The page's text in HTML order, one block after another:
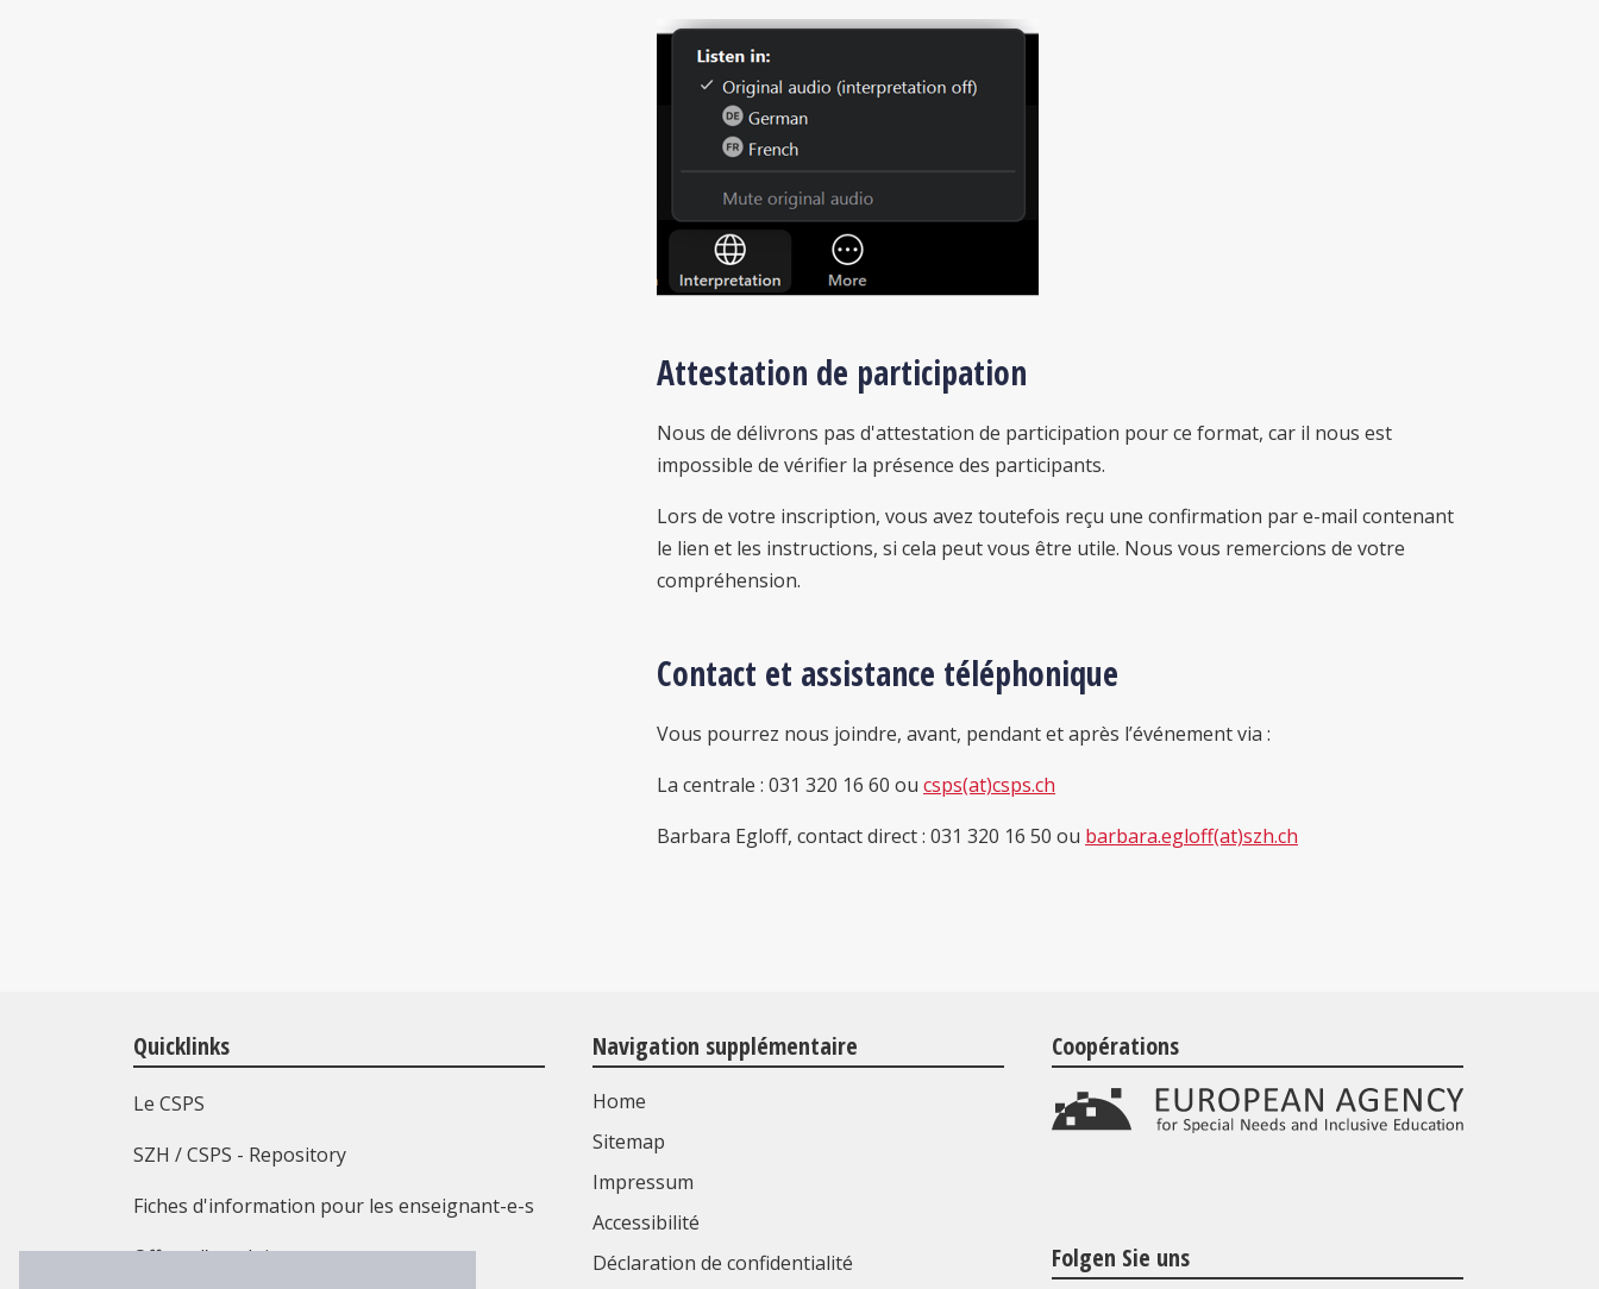
Attestation de participation
Nous de délivrons pas d'attestation de participation pour ce format, car il nous est
impossible de vérifier la présence des participants.
Lors de votre inscription, vous avez toutefois reçu une confirmation par e-mail contenant
le lien et les instructions, si cela peut vous être utile. Nous vous remercions de votre
compréhension.
Contact et assistance téléphonique
Vous pourrez nous joindre, avant, pendant et après l’événement via :
La centrale : 031 320 16 60 ou csps(at)csps.ch
Barbara Egloff, contact direct : 031 320 16 50 ou barbara.egloff(at)szh.ch
Quicklinks
Le CSPS
SZH / CSPS - Repository
Fiches d'information pour les enseignant-e-s
Offres d’emploi
Navigation supplémentaire
Home
Sitemap
Impressum
Accessibilité
Déclaration de confidentialité
Coopérations
Folgen Sie uns